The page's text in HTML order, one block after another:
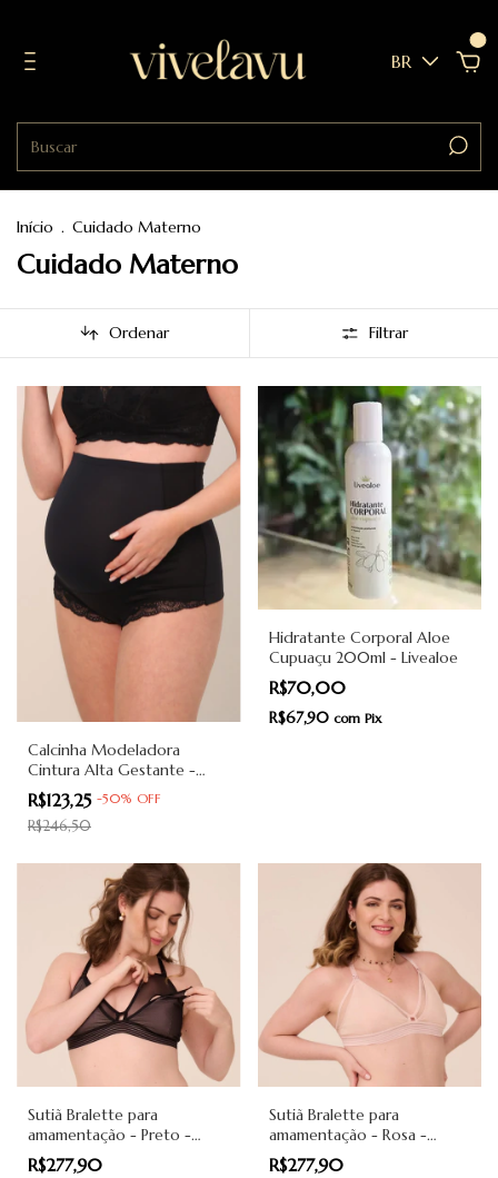
BR
Início . Cuidado Materno
Cuidado Materno
Ordenar Filtrar
Calcinha Modeladora
Cintura Alta Gestante -
Yang
R$123,25 -50% OFF
R$246,50
Hidratante Corporal Aloe
Cupuaçu 200ml - Livealoe
R$70,00
R$67,90 com Pix
Sutiã Bralette para
amamentação - Preto -
Pantys
R$277,90
Sutiã Bralette para
amamentação - Rosa -
Pantys
R$277,90